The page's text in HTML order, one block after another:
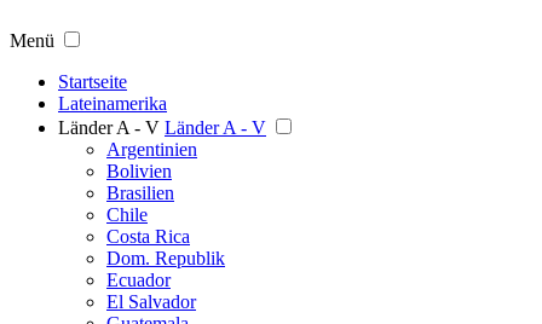
Menü
Startseite
Lateinamerika
Länder A - V Länder A - V
Argentinien
Bolivien
Brasilien
Chile
Costa Rica
Dom. Republik
Ecuador
El Salvador